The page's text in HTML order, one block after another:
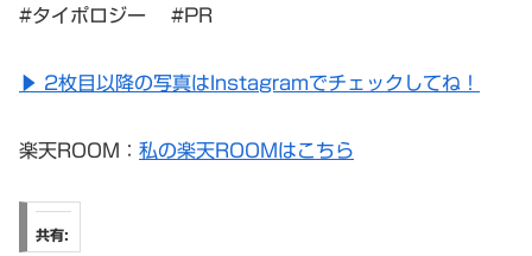
#タイポロジー #PR
▶︎ 2枚目以降の写真はInstagramでチェックしてね！
楽天ROOM： 私の楽天ROOMはこちら
共有: